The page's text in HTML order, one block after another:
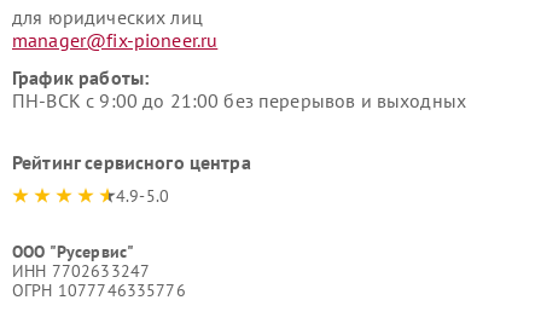
для юридических лиц
manager@fix-pioneer.ru
График работы:
ПН-ВСК с 9:00 до 21:00 без перерывов и выходных
Рейтинг сервисного центра
4.9-5.0
ООО "Русервис"
ИНН 7702633247
ОГРН 1077746335776